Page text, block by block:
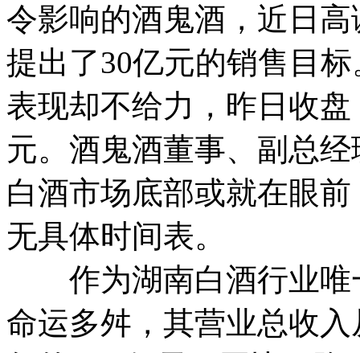
令影响的酒鬼酒，近日
提出了30亿元的销售目
表现却不给力，昨日收
元。酒鬼酒董事、副总
白酒市场底部或就在眼
无具体时间表。
作为湖南白酒行业唯
命运多舛，其营业总收入